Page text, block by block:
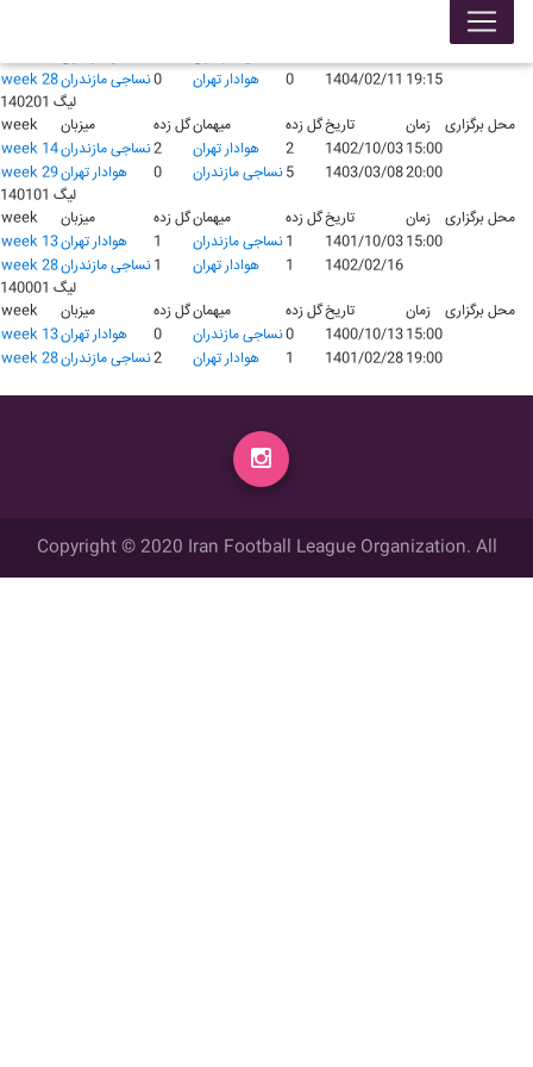
محل برگزاری
week 28نساجی مازندران0 هوادار تهران 0 1404/02/11 19:15
لیگ 140201
week
میزبان گل زدهمیهمان گل زدهتاریخ زمان
محل برگزاری
week 14نساجی مازندران2 هوادار تهران 2 1402/10/0315:00
week 29هوادار تهران 0 نساجی مازندران5 1403/03/0820:00
لیگ 140101
week
میزبان گل زدهمیهمان گل زدهتاریخ زمان
محل برگزاری
week 13هوادار تهران 1 نساجی مازندران1 1401/10/0315:00
week 28نساجی مازندران1 هوادار تهران 1
1402/02/16
لیگ 140001
week
میزبان گل زدهمیهمان گل زدهتاریخ زمان
محل برگزاری
week 13هوادار تهران 0 نساجی مازندران0 1400/10/1315:00
week 28نساجی مازندران2 هوادار تهران 1 1401/02/2819:00
Copyright © 2020 Iran Football League Organization. All